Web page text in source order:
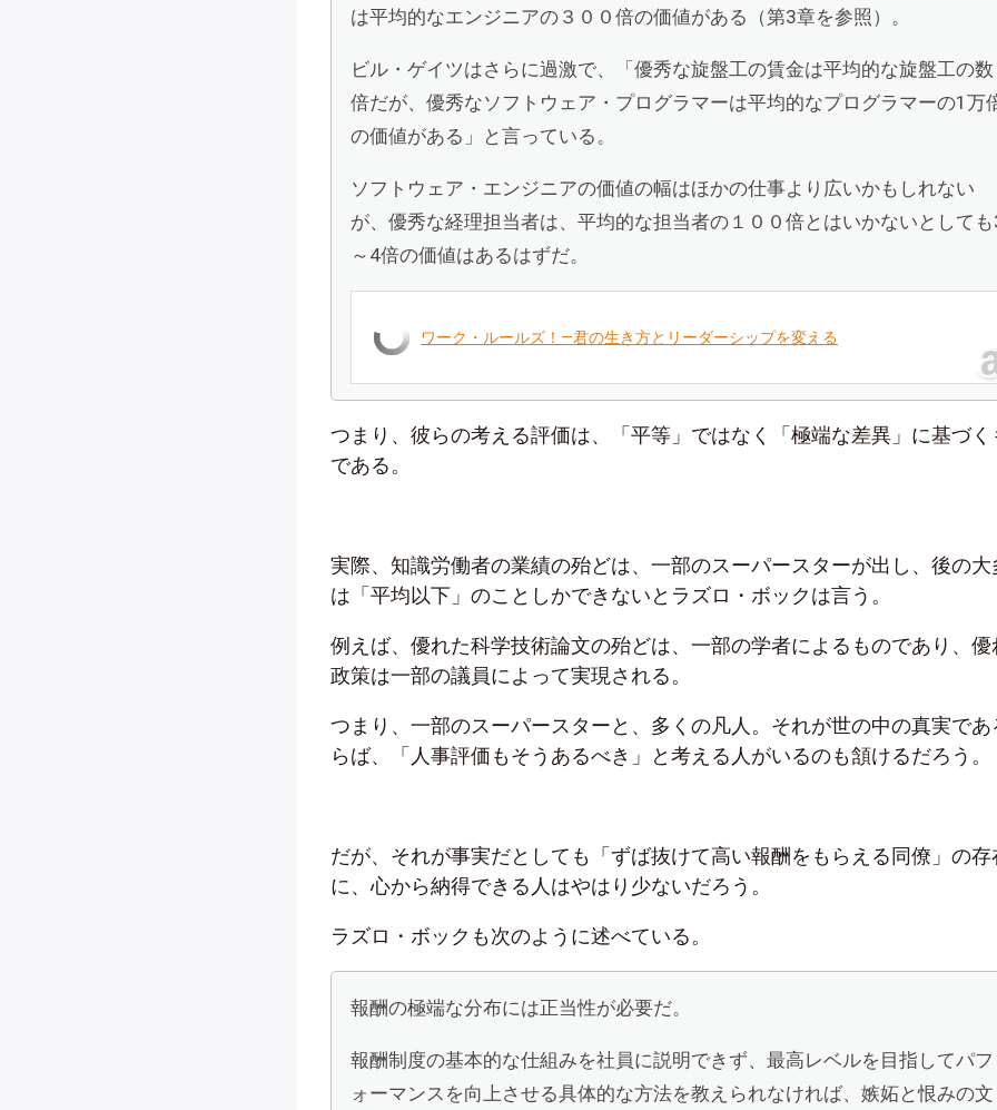
は平均的なエンジニアの３００倍の価値がある（第3章を参照）。
ビル・ゲイツはさらに過激で、「優秀な旋盤工の賃金は平均的な旋盤工の数
倍だが、優秀なソフトウェア・プログラマーは平均的なプログラマーの1 万
の価値がある」と言っている。
ソフトウェア・エンジニアの価値の幅はほかの仕事より広いかもしれない
が、優秀な経理担当者は、平均的な担当者の１００倍とはいかないとしても
～ 4倍の価値はあるはずだ。
ワーク・ルールズ！―君の生き方とリーダーシップを変える
つまり、彼らの考える評価は、「平等」ではなく「極端な差異」に基づく
である。
実際、知識労働者の業績の殆どは、一部のスーパースターが出し、後の大
は「平均以下」のことしかできないとラズロ・ボックは言う。
例えば、優れた科学技術論文の殆どは、一部の学者によるものであり、優
政策は一部の議員によって実現される。
つまり、一部のスーパースターと、多くの凡人。それが世の中の真実であ
らば、「人事評価もそうあるべき」と考える人がいるのも頷けるだろう。
だが、それが事実だとしても「ずば抜けて高い報酬をもらえる同僚」の存
に、心から納得できる人はやはり少ないだろう。
ラズロ・ボックも次のように述べている。
報酬の極端な分布には正当性が必要だ。
報酬制度の基本的な仕組みを社員に説明できず、最高レベルを目指してパフ
ォーマンスを向上させる具体的な方法を教えられなければ、嫉妬と恨みの文